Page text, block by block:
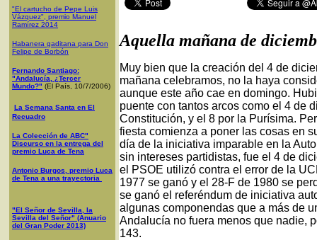
"El cartucho de Pepe Luis
Vázquez", premio Manuel
Ramírez 2014
Habanera gaditana para Don
Felipe de Borbón
Fernando Santiago:
"Andalucía, ¿Tercer
Mundo?" (El País, 10/7/2006)
La Semana Santa en El
Recuadro
La Colección de ABC"
Discurso en la entrega del
premio Luca de Tena
Antonio Burgos, premio Luca
de Tena a una trayectoria
"El Señor de Sevilla, la
Sevilla del Señor" (Anuario
del Gran Poder 2013)
Aquella mañana de
Muy bien que la creación del 4 de
mañana celebramos, no la haya
aunque este año cae en domingo.
puente con tantos arcos como el 4 de
Constitución, y el 8 por la Purísima.
fiesta comienza a poner las cosas en
día de la iniciativa imparable en la
sin intereses partidistas, fue el 4 de
el PSOE utilizó contra el error de la
1977 se ganó y el 28-F de 1980 se
se ganó el referéndum de iniciativa
algunas componendas que a más de
Andalucía no fuera menos que nadie,
143.